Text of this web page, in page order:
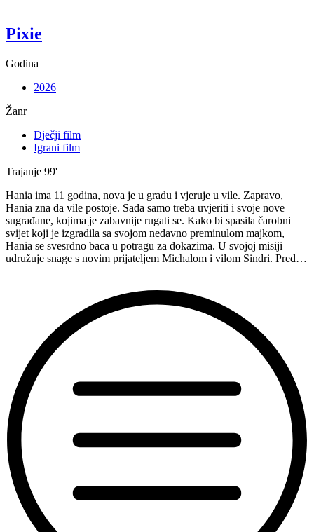
Pixie
Godina
2026
Žanr
Dječji film
Igrani film
Trajanje 99'
Hania ima 11 godina, nova je u gradu i vjeruje u vile. Zapravo,
Hania zna da vile postoje. Sada samo treba uvjeriti i svoje nove
sugrađane, kojima je zabavnije rugati se. Kako bi spasila čarobni
svijet koji je izgradila sa svojom nedavno preminulom majkom,
Hania se svesrdno baca u potragu za dokazima. U svojoj misiji
udružuje snage s novim prijateljem Michalom i vilom Sindri. Pred…